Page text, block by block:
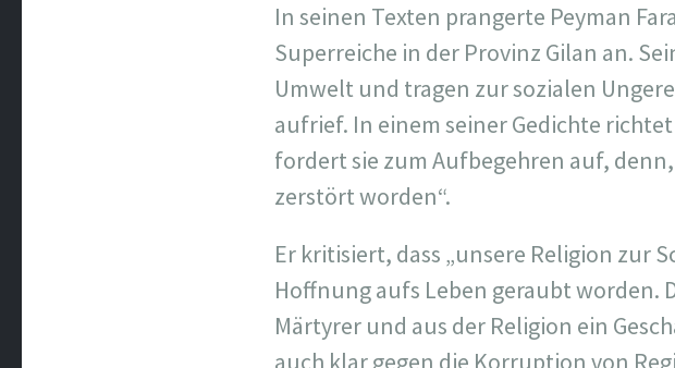
In seinen Texten prangerte Peyman
Superreiche in der Provinz Gilan an.
Umwelt und tragen zur sozialen
aufrief. In einem seiner Gedichte
fordert sie zum Aufbegehren auf,
zerstört worden“.
Er kritisiert, dass „unsere Religion zur
Hoffnung aufs Leben geraubt worden.
Märtyrer und aus der Religion ein
auch klar gegen die Korruption von